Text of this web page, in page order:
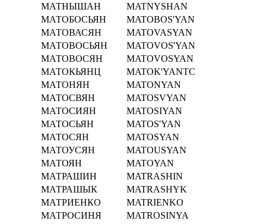
МАТНЫШАН
MATNYSHAN
МАТОБОСЬЯН
MATOBOS'YAN
МАТОВАСЯН
MATOVASYAN
МАТОВОСЬЯН
MATOVOS'YAN
МАТОВОСЯН
MATOVOSYAN
МАТОКЬЯНЦ
MATOK'YANTC
МАТОНЯН
MATONYAN
МАТОСВЯН
MATOSVYAN
МАТОСИЯН
MATOSIYAN
МАТОСЬЯН
MATOS'YAN
МАТОСЯН
MATOSYAN
МАТОУСЯН
MATOUSYAN
МАТОЯН
MATOYAN
МАТРАШИН
MATRASHIN
МАТРАШЫК
MATRASHYK
МАТРИЕНКО
MATRIENKO
МАТРОСИНЯ
MATROSINYA